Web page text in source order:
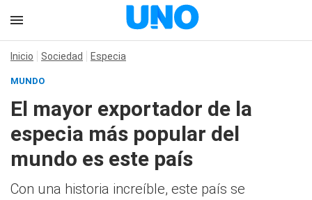
Inicio Sociedad Especia
MUNDO
El mayor exportador de la
especia más popular del
mundo es este país
Con una historia increíble, este país se